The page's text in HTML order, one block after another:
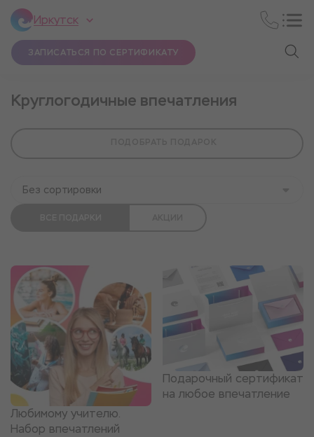
Иркутск
ЗАПИСАТЬСЯ ПО СЕРТИФИКАТУ
Круглогодичные впечатления
Без сортировки
Любимому учителю.
Набор впечатлений
Подарочный сертификат
на любое впечатление